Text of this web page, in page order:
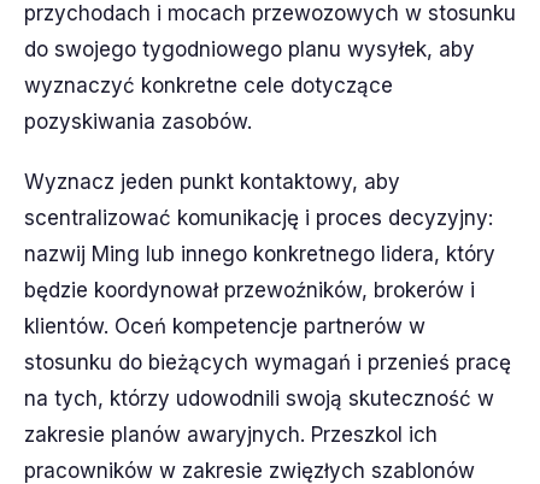
przychodach i mocach przewozowych w stosunku
do swojego tygodniowego planu wysyłek, aby
wyznaczyć konkretne cele dotyczące
pozyskiwania zasobów.
Wyznacz jeden punkt kontaktowy, aby
scentralizować komunikację i proces decyzyjny:
nazwij Ming lub innego konkretnego lidera, który
będzie koordynował przewoźników, brokerów i
klientów. Oceń kompetencje partnerów w
stosunku do bieżących wymagań i przenieś pracę
na tych, którzy udowodnili swoją skuteczność w
zakresie planów awaryjnych. Przeszkol ich
pracowników w zakresie zwięzłych szablonów